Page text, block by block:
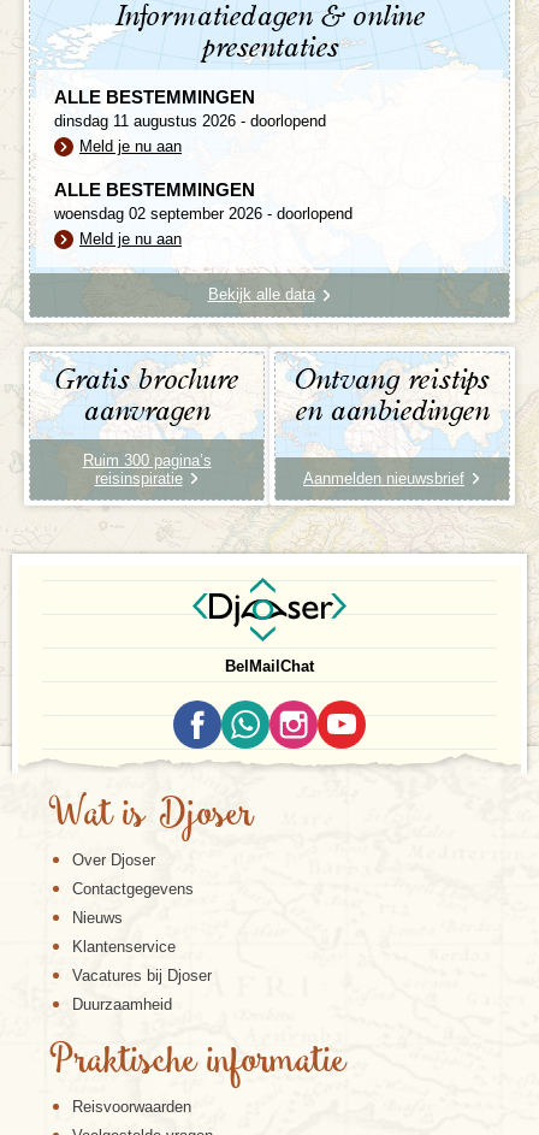
Informatiedagen & online
presentaties
ALLE BESTEMMINGEN
dinsdag 11 augustus 2026 - doorlopend
Meld je nu aan
ALLE BESTEMMINGEN
woensdag 02 september 2026 - doorlopend
Meld je nu aan
Bekijk alle data
Gratis brochure
aanvragen
Ruim 300 pagina’s
reisinspiratie
Ontvang reistips
en aanbiedingen
Aanmelden nieuwsbrief
Bel Mail Chat
Wat is Djoser
Over Djoser
Contactgegevens
Nieuws
Klantenservice
Vacatures bij Djoser
Duurzaamheid
Praktische informatie
Reisvoorwaarden